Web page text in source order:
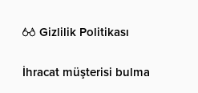
Gizlilik Politikası
İhracat müşterisi bulma